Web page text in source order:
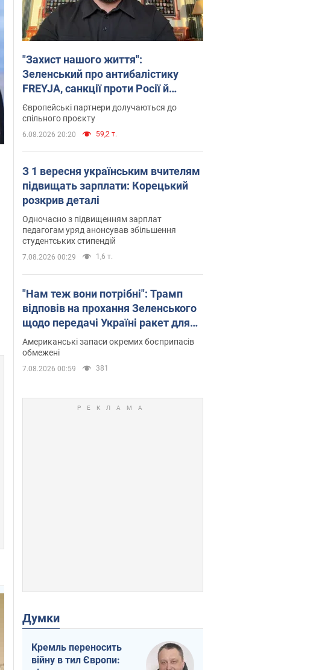
"Захист нашого життя":
Зеленський про антибалістику
FREYJA, санкції проти Росії й
підтримку аграріїв. Відео
Європейські партнери долучаються до
спільного проєкту
6.08.2026 20:20 59,2 т.
З 1 вересня українським вчителям
підвищать зарплати: Корецький
розкрив деталі
Одночасно з підвищенням зарплат
педагогам уряд анонсував збільшення
студентських стипендій
7.08.2026 00:29 1,6 т.
"Нам теж вони потрібні": Трамп
відповів на прохання Зеленського
щодо передачі Україні ракет для
Patriot
Американські запаси окремих боєприпасів
обмежені
7.08.2026 00:59 381
Думки
Кремль переносить
війну в тил Європи: